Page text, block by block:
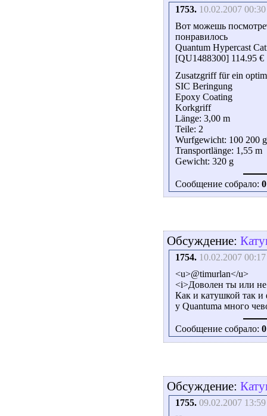
1753. 10.02.2007 00:30
Вот можешь
понравилось
Quantum Hypercast
[QU1488300] 114.95 €
Zusatzgriff für ein
SIC Beringung
Epoxy Coating
Korkgriff
Länge: 3,00 m
Teile: 2
Wurfgewicht: 100 200 g
Transportlänge: 1,55 m
Gewicht: 320 g
Сообщение собрало: 0
Обсуждение:
1754. 10.02.2007 00:17
<u>@timurlan</u>
<i>Доволен ты или
Как и катушкой так
у Quantuma много
Сообщение собрало: 0
Обсуждение:
1755. 09.02.2007 13:59